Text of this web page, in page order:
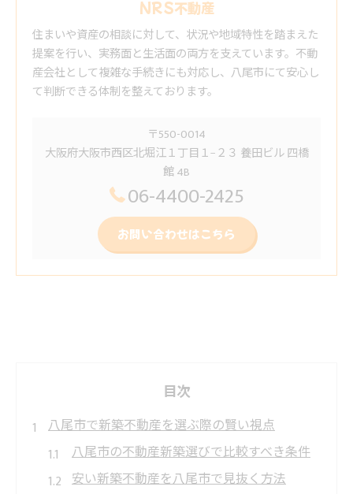
NRS不動産
住まいや資産の相談に対して、状況や地域特性を踏まえた
提案を行い、実務面と生活面の両方を支えています。不動
産会社として複雑な手続きにも対応し、八尾市にて安心し
て判断できる体制を整えております。
〒550-0014
大阪府大阪市西区北堀江１丁目１−２３ 養田ビル 四橋
館 4B
06-4400-2425
お問い合わせはこちら
目次
八尾市で新築不動産を選ぶ際の賢い視点
八尾市の不動産新築選びで比較すべき条件
安い新築不動産を八尾市で見抜く方法